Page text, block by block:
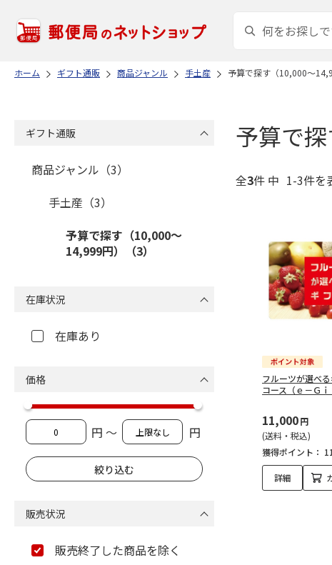
ホーム ギフト通販 商品ジャンル 手土産 予算で探す（10,000～
予算で探
全3件 中 1-3件を
フルーツが選べ
コース（ｅ－Ｇｉ
11,000円
(送料・税込)
獲得ポイント：
詳細
ギフト通販
商品ジャンル（3）
手土産（3）
予算で探す（10,000～
14,999円）（3）
在庫状況
在庫あり
価格
円 ～ 円
販売状況
販売終了した商品を除く